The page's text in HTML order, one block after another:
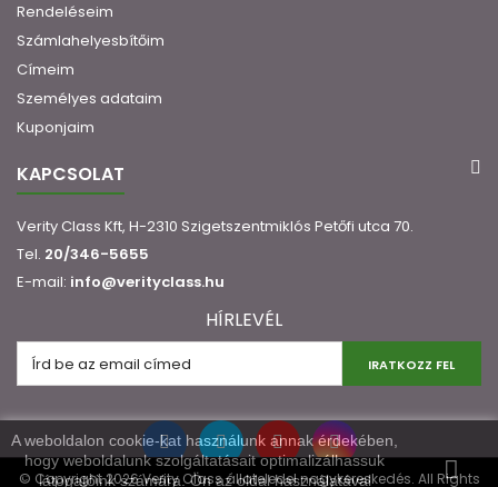
© Copyright 2026 Verity Class állateledel nagykereskedés. All Rights
Rendeléseim
Számlahelyesbítőim
Címeim
Személyes adataim
Kuponjaim
KAPCSOLAT
Verity Class Kft, H-2310 Szigetszentmiklós Petőfi utca 70.
Tel. 20/346-5655
E-mail: info@verityclass.hu
HÍRLEVÉL
IRATKOZZ FEL
A weboldalon cookie-kat használunk annak érdekében,
hogy weboldalunk szolgáltatásait optimalizálhassuk
látogatóink számára. Ön az oldal használatával